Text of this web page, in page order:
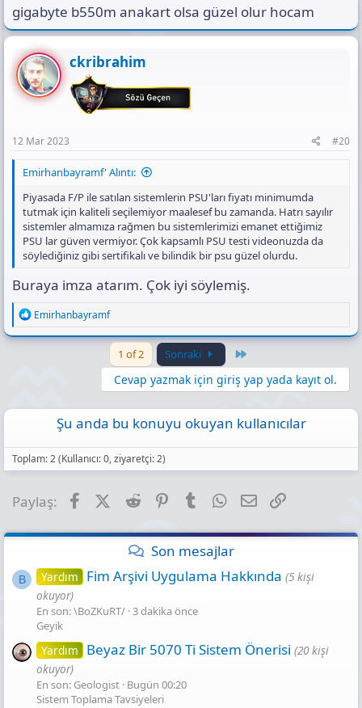
gigabyte b550m anakart olsa güzel olur hocam
ckribrahim
12 Mar 2023 #20
Emirhanbayramf' Alıntı:
Piyasada F/P ile satılan sistemlerin PSU'ları fiyatı minimumda
tutmak için kaliteli seçilemiyor maalesef bu zamanda. Hatrı sayılır
sistemler almamıza rağmen bu sistemlerimizi emanet ettiğimiz
PSU lar güven vermiyor. Çok kapsamlı PSU testi videonuzda da
söylediğiniz gibi sertifikalı ve bilindik bir psu güzel olurdu.
Buraya imza atarım. Çok iyi söylemiş.
R
e
a
Emirhanbayramf
1 of 2 Sonraki
Cevap yazmak için giriş yap yada kayıt ol.
Şu anda bu konuyu okuyan kullanıcılar
Toplam: 2 (Kullanıcı: 0, ziyaretçi: 2)
Paylaş: FacebookX (Twitter)
Reddit PinterestTumblr WhatsApp
E-posta
Son mesajlar
B Yardım Fim Arşivi Uygulama Hakkında (5 kişi
okuyor)
En son: \BoZKuRT/ 3 dakika önce
Geyik
Yardım Beyaz Bir 5070 Ti Sistem Önerisi (20 kişi
okuyor)
En son: Geologist Bugün 00:20
Sistem Toplama Tavsiyeleri